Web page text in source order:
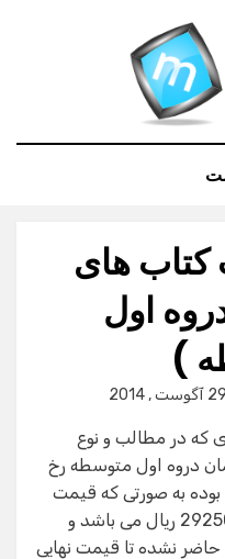
های
اول
)
29 آگوست , 2014
که در مطالب و نوع
دروه اول متوسطه رخ
به صورتی که قیمت
روی جلد کتاب های پایه هفتم 292500 ریال می باشد و
نشده تا قیمت نهایی